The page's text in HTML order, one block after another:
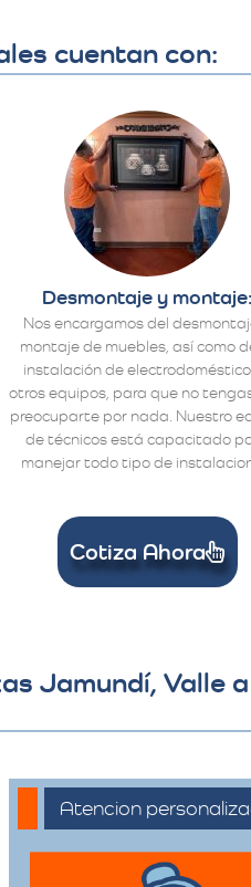
cuentan con:
Desmontaje y montaje:
Nos encargamos del
montaje de muebles, así como
instalación de
otros equipos, para que no
preocuparte por nada. Nuestro
de técnicos está capacitado
manejar todo tipo de
Cotiza Ahora
Jamundí, Valle
Atencion
Nuestros asesores
están a su disposición